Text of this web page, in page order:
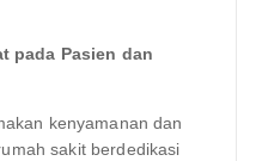
pada Pasien dan
kenyamanan dan
sakit berdedikasi